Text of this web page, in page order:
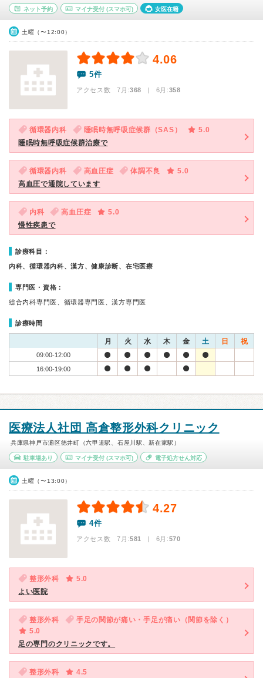
ネット予約 マイナ受付(スマホ可) 女医在籍
土曜（〜12:00）
4.06
5件
アクセス数 7月:368 | 6月:358
循環器内科 睡眠時無呼吸症候群（SAS）
5.0
睡眠時無呼吸症候群治療で
循環器内科 高血圧症 体調不良
5.0
高血圧で通院しています
内科 高血圧症
5.0
慢性疾患で
診療科目：
内科、循環器内科、漢方、健康診断、在宅医療
専門医・資格：
総合内科専門医、循環器専門医、漢方専門医
診療時間
月 火 水 木 金 土 日 祝
09:00-12:00
16:00-19:00
医療法人社団 高倉整形外科クリニック
兵庫県神戸市灘区徳井町（六甲道駅、石屋川駅、新在家駅）
駐車場あり マイナ受付(スマホ可) 電子処方せん対応
土曜（〜13:00）
4.27
4件
アクセス数 7月:581 | 6月:570
整形外科
5.0
よい医院
整形外科
手足の関節が痛い・手足が痛い（関節を除く）
5.0
足の専門のクリニックです。
整形外科
4.5